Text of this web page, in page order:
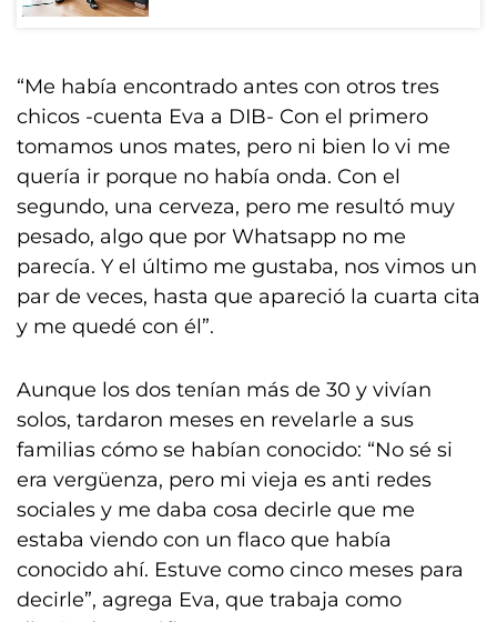
“Me había encontrado antes con otros tres
chicos -cuenta Eva a DIB- Con el primero
tomamos unos mates, pero ni bien lo vi me
quería ir porque no había onda. Con el
segundo, una cerveza, pero me resultó muy
pesado, algo que por Whatsapp no me
parecía. Y el último me gustaba, nos vimos un
par de veces, hasta que apareció la cuarta cita
y me quedé con él”.
Aunque los dos tenían más de 30 y vivían
solos, tardaron meses en revelarle a sus
familias cómo se habían conocido: “No sé si
era vergüenza, pero mi vieja es anti redes
sociales y me daba cosa decirle que me
estaba viendo con un flaco que había
conocido ahí. Estuve como cinco meses para
decirle”, agrega Eva, que trabaja como